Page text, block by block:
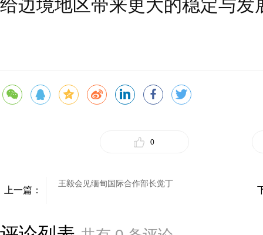
给边境地区带来更大的稳定与发
0
上一篇：
王毅会见缅甸国际合作部长觉丁